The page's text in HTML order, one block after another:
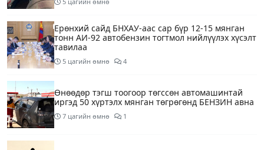
Ерөнхий сайд БНХАУ-аас сар бүр 12-15 мянган
тонн АИ-92 автобензин тогтмол нийлүүлэх хүсэлт
тавилаа
5 цагийн өмнө 4
Өнөөдөр тэгш тоогоор төгссөн автомашинтай
иргэд 50 хүртэлх мянган төгрөгөнд БЕНЗИН авна
7 цагийн өмнө 1